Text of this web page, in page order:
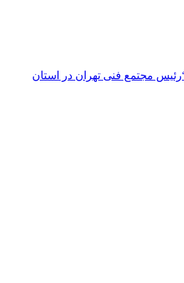
مجتمع فنی تهران در استان